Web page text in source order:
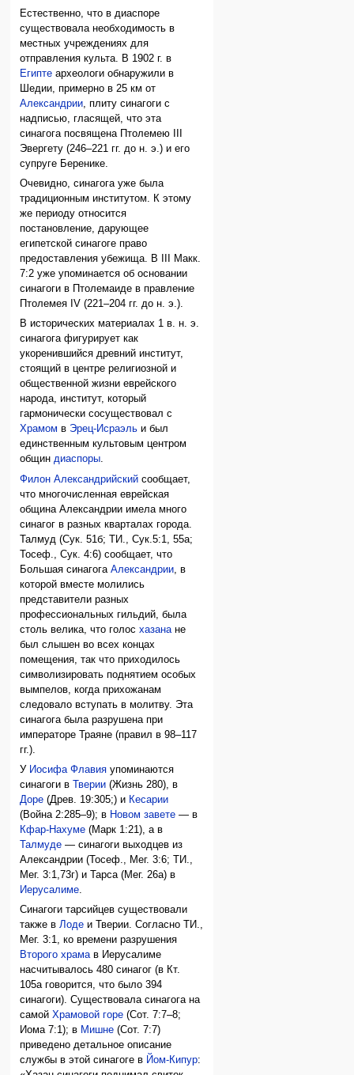
Естественно, что в диаспоре
существовала необходимость в
местных учреждениях для
отправления культа. В 1902 г. в
Египте археологи обнаружили в
Шедии, примерно в 25 км от
Александрии , плиту синагоги с
надписью, гласящей, что эта
синагога посвящена Птолемею III
Эвергету (246–221 гг. до н. э.) и его
супруге Беренике.
Очевидно, синагога уже была
традиционным институтом. К этому
же периоду относится
постановление, дарующее
египетской синагоге право
предоставления убежища. В III Макк.
7:2 уже упоминается об основании
синагоги в Птолемаиде в правление
Птолемея IV (221–204 гг. до н. э.).
В исторических материалах 1 в. н. э.
синагога фигурирует как
укоренившийся древний институт,
стоящий в центре религиозной и
общественной жизни еврейского
народа, институт, который
гармонически сосуществовал с
Храмом в Эрец-Исраэль и был
единственным культовым центром
общиндиаспоры.
Филон Александрийский сообщает,
что многочисленная еврейская
община Александрии имела много
синагог в разных кварталах города.
Талмуд (Сук. 51б; ТИ., Сук.5:1, 55а;
Тосеф., Сук. 4:6) сообщает, что
Большая синагогаАлександрии , в
которой вместе молились
представители разных
профессиональных гильдий, была
столь велика, что голосхазана не
был слышен во всех концах
помещения, так что приходилось
символизировать поднятием особых
вымпелов, когда прихожанам
следовало вступать в молитву. Эта
синагога была разрушена при
императоре Траяне (правил в 98–117
гг.).
У Иосифа Флавия упоминаются
синагоги в
Тверии (Жизнь 280), в
Доре (Древ. 19:305;) и Кесарии
(Война 2:285–9); в Новом завете — в
Кфар-Нахуме (Марк 1:21), а в
Талмуде — синагоги выходцев из
Александрии (Тосеф., Мег. 3:6; ТИ.,
Мег. 3:1,73г) и Тарса (Мег. 26а) в
Иерусалиме.
Синагоги тарсийцев существовали
также вЛоде и Тверии. Согласно ТИ.,
Мег. 3:1, ко времени разрушения
Второго храмав Иерусалиме
насчитывалось 480 синагог (в Кт.
105а говорится, что было 394
синагоги). Существовала синагога на
самойХрамовой горе (Сот. 7:7–8;
Иома 7:1); в Мишне (Сот. 7:7)
приведено детальное описание
службы в этой синагоге в Йом-Кипур: